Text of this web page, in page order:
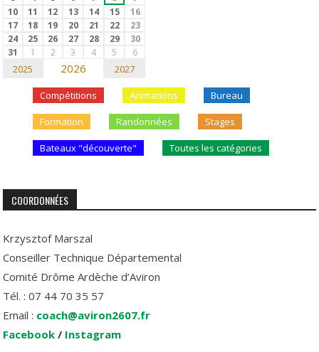
10
11 12 13 14 15
16
17
18 19 20 21 22
23
24
25 26 27 28 29
30
31
1 2 3 4 5 6
2025 2026 2027
Compétitions Animations Bureau
Formation Randonnées Stages
Bateaux "découverte" Toutes les catégories
COORDONNÉES
Krzysztof Marszal
Conseiller Technique Départemental
Comité Drôme Ardèche d’Aviron
Tél. : 07 44 70 35 57
Email : coach@aviron2607.fr
Facebook / Instagram